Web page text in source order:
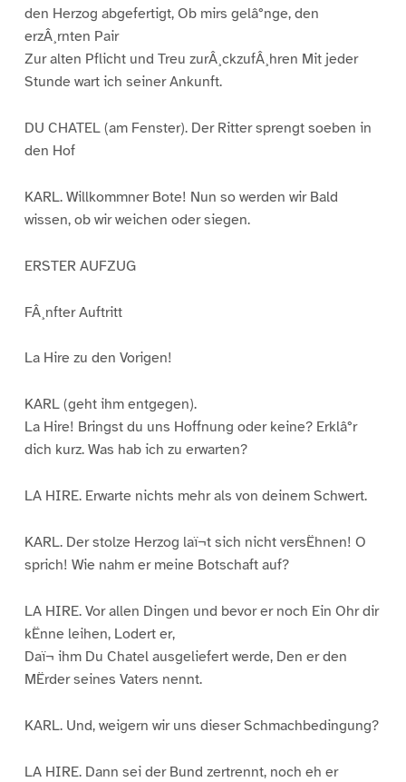
den Herzog abgefertigt, Ob mirs gelâ°nge, den
erzÂ¸rnten Pair
Zur alten Pflicht und Treu zurÂ¸ckzufÂ¸hren Mit jeder
Stunde wart ich seiner Ankunft.
DU CHATEL (am Fenster). Der Ritter sprengt soeben in
den Hof
KARL. Willkommner Bote! Nun so werden wir Bald
wissen, ob wir weichen oder siegen.
ERSTER AUFZUG
FÂ¸nfter Auftritt
La Hire zu den Vorigen!
KARL (geht ihm entgegen).
La Hire! Bringst du uns Hoffnung oder keine? Erklâ°r
dich kurz. Was hab ich zu erwarten?
LA HIRE. Erwarte nichts mehr als von deinem Schwert.
KARL. Der stolze Herzog laï¬t sich nicht versËhnen! O
sprich! Wie nahm er meine Botschaft auf?
LA HIRE. Vor allen Dingen und bevor er noch Ein Ohr dir
kËnne leihen, Lodert er,
Daï¬ ihm Du Chatel ausgeliefert werde, Den er den
MËrder seines Vaters nennt.
KARL. Und, weigern wir uns dieser Schmachbedingung?
LA HIRE. Dann sei der Bund zertrennt, noch eh er